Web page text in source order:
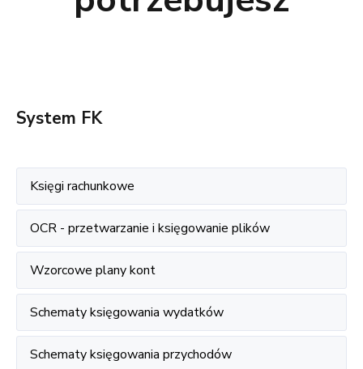
System FK
Księgi rachunkowe
OCR - przetwarzanie i księgowanie plików
Wzorcowe plany kont
Schematy księgowania wydatków
Schematy księgowania przychodów